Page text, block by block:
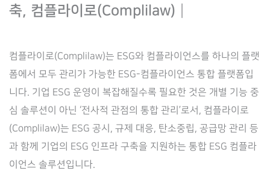
축, 컴플라이로(Complilaw)┃
컴플라이로(Complilaw)는 ESG와 컴플라이언스를 하나의 플랫
폼에서 모두 관리가 가능한 ESG-컴플라이언스 통합 플랫폼입
니다. 기업 ESG 운영이 복잡해질수록 필요한 것은 개별 기능 중
심 솔루션이 아닌 ‘전사적 관점의 통합 관리’로서, 컴플라이로
(Complilaw)는 ESG 공시, 규제 대응, 탄소중립, 공급망 관리 등
과 함께 기업의 ESG 인프라 구축을 지원하는 통합 ESG 컴플라
이언스 솔루션입니다.